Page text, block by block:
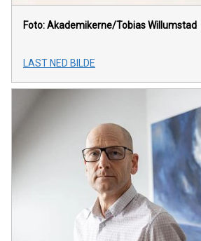
Foto: Akademikerne/Tobias Willumstad
LAST NED BILDE